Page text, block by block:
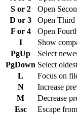
S or 2
Open
D or 3
Open Third
F or 4
Open
I
Show
PgUp
Select
PgDown Select
L
Focus on
N
Increase
M
Decrease
Esc
Escape